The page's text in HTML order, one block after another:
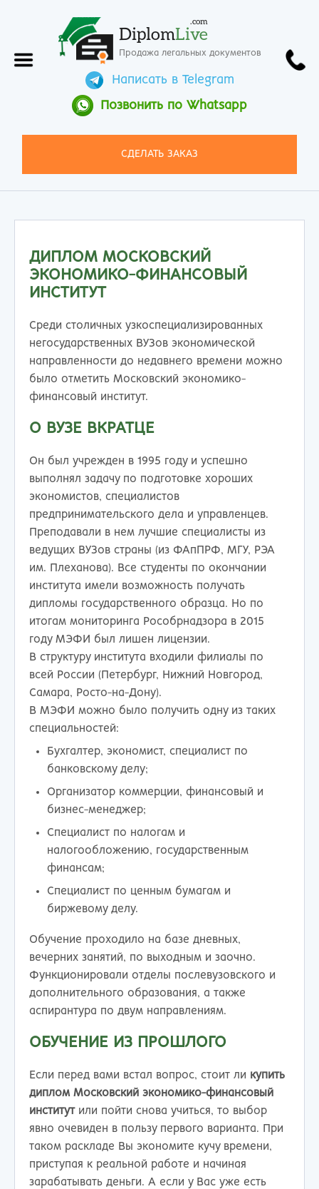
DiplomLive
.com
Продажа легальных документов
Написать в Telegram
Позвонить по Whatsapp
СДЕЛАТЬ ЗАКАЗ
ДИПЛОМ МОСКОВСКИЙ
ЭКОНОМИКО-ФИНАНСОВЫЙ
ИНСТИТУТ
Среди столичных узкоспециализированных
негосударственных ВУЗов экономической
направленности до недавнего времени можно
было отметить Московский экономико-
финансовый институт.
О ВУЗЕ ВКРАТЦЕ
Он был учрежден в 1995 году и успешно
выполнял задачу по подготовке хороших
экономистов, специалистов
предпринимательского дела и управленцев.
Преподавали в нем лучшие специалисты из
ведущих ВУЗов страны (из ФАпПРФ, МГУ, РЭА
им. Плеханова). Все студенты по окончании
института имели возможность получать
дипломы государственного образца. Но по
итогам мониторинга Рособрнадзора в 2015
году МЭФИ был лишен лицензии.
В структуру института входили филиалы по
всей России (Петербург, Нижний Новгород,
Самара, Росто-на-Дону).
В МЭФИ можно было получить одну из таких
специальностей:
Бухгалтер, экономист, специалист по
банковскому делу;
Организатор коммерции, финансовый и
бизнес-менеджер;
Специалист по налогам и
налогообложению, государственным
финансам;
Специалист по ценным бумагам и
биржевому делу.
Обучение проходило на базе дневных,
вечерних занятий, по выходным и заочно.
Функционировали отделы послевузовского и
дополнительного образования, а также
аспирантура по двум направлениям.
ОБУЧЕНИЕ ИЗ ПРОШЛОГО
Если перед вами встал вопрос, стоит ли купить
диплом Московский экономико-финансовый
институтили пойти снова учиться, то выбор
явно очевиден в пользу первого варианта. При
таком раскладе Вы экономите кучу времени,
приступая к реальной работе и начиная
зарабатывать деньги. А если у Вас уже есть